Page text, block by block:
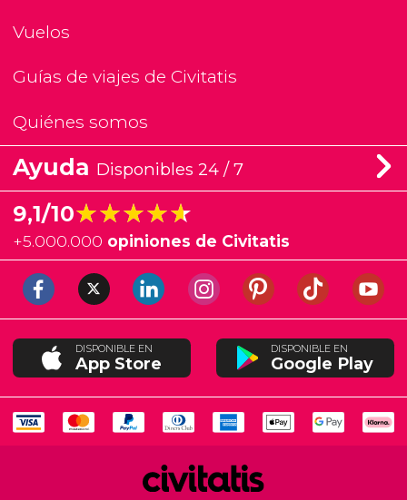
Vuelos
Guías de viajes de Civitatis
Quiénes somos
Ayuda Disponibles 24 / 7
9,1/10★★★★★
★★★★★
+5.000.000 opiniones de Civitatis
DISPONIBLE EN
App Store
DISPONIBLE EN
Google Play